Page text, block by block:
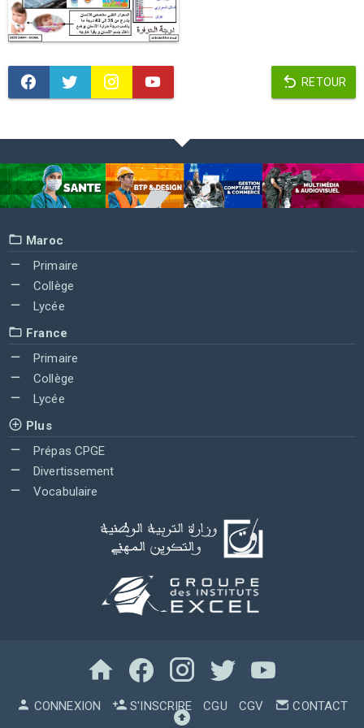
RETOUR
Maroc
Primaire
Collège
Lycée
France
Primaire
Collège
Lycée
Plus
Prépas CPGE
Divertissement
Vocabulaire
CONNEXION S'INSCRIRE CGU CGV CONTACT